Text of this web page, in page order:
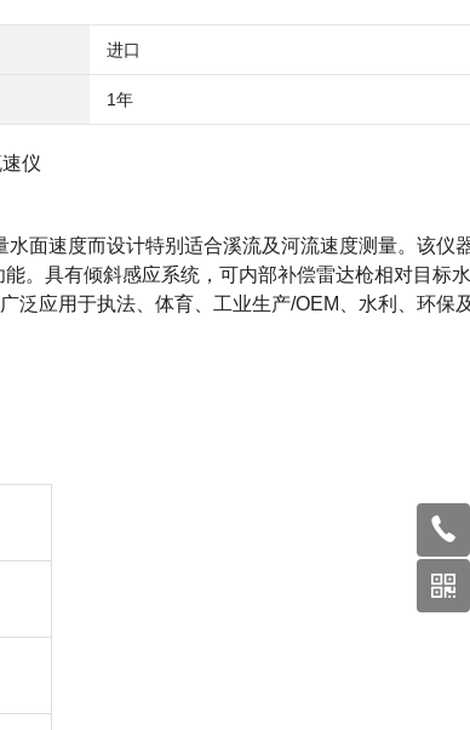
进口
1年
仪
面速度而设计特别适合溪流及河流速度测量。该仪
。具有倾斜感应系统，可内部补偿雷达枪相对目标
泛应用于执法、体育、工业生产/OEM、水利、环保